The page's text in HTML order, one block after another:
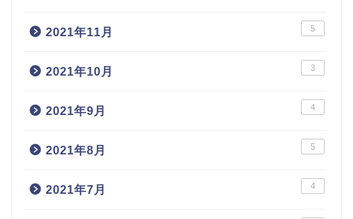
2021年11月 5
2021年10月 3
2021年9月 4
2021年8月 5
2021年7月 4